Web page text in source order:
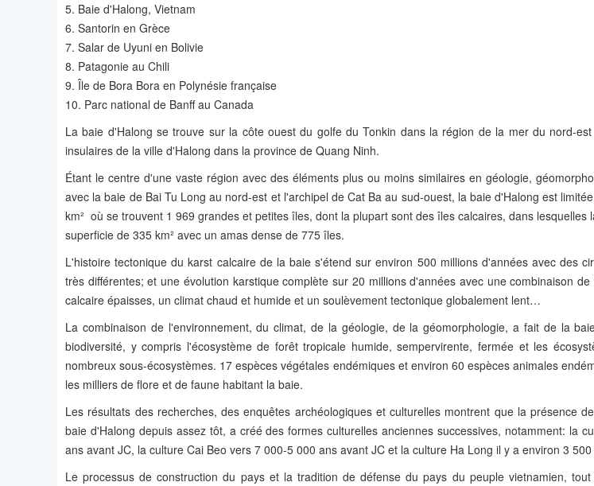
5. Baie d'Halong, Vietnam
6. Santorin en Grèce
7. Salar de Uyuni en Bolivie
8. Patagonie au Chili
9. Île de Bora Bora en Polynésie française
10. Parc national de Banff au Canada
La baie d'Halong se trouve sur la côte ouest du golfe du Tonkin dans la région de la mer du nord-
insulaires de la ville d'Halong dans la province de Quang Ninh.
Étant le centre d'une vaste région avec des éléments plus ou moins similaires en géologie,
avec la baie de Bai Tu Long au nord-est et l'archipel de Cat Ba au sud-ouest, la baie d'Halong est
km² où se trouvent 1 969 grandes et petites îles, dont la plupart sont des îles calcaires, dans lesquelles
superficie de ​​335 km² avec un amas dense de 775 îles.
L'histoire tectonique du karst calcaire de la baie s'étend sur environ 500 millions d'années avec des
très différentes; et une évolution karstique complète sur 20 millions d'années avec une combinaison
calcaire épaisses, un climat chaud et humide et un soulèvement tectonique globalement lent…
La combinaison de l'environnement, du climat, de la géologie, de la géomorphologie, a fait de la
biodiversité, y compris l'écosystème de forêt tropicale humide, sempervirente, fermée et les
nombreux sous-écosystèmes. 17 espèces végétales endémiques et environ 60 espèces animales
les milliers de flore et de faune habitant la baie.
Les résultats des recherches, des enquêtes archéologiques et culturelles montrent que la présence
baie d'Halong depuis assez tôt, a créé des formes culturelles anciennes successives, notamment: la
ans avant JC, la culture Cai Beo vers 7 000-5 000 ans avant JC et la culture Ha Long il y a environ 3
Le processus de construction du pays et la tradition de défense du pays du peuple vietnamien,